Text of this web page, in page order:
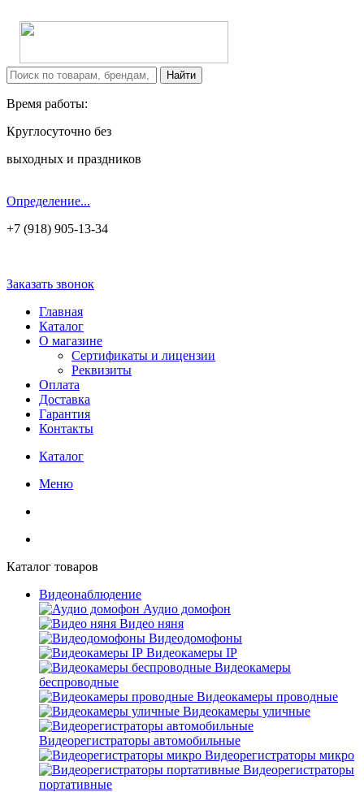
Время работы:
Круглосуточно без
выходных и праздников
Определение...
+7 (918) 905-13-34
Заказать звонок
Главная
Каталог
О магазине
Сертификаты и лицензии
Реквизиты
Оплата
Доставка
Гарантия
Контакты
Каталог
Меню
Каталог товаров
Видеонаблюдение
Аудио домофон
Видео няня
Видеодомофоны
Видеокамеры IP
Видеокамеры
беспроводные
Видеокамеры проводные
Видеокамеры уличные
Видеорегистраторы автомобильные
Видеорегистраторы микро
Видеорегистраторы
портативные